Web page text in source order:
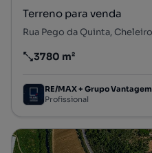
Terreno para venda
Preço por metro quadrado
3780 m²
RE/MAX + Grupo Vantagem
Profissional